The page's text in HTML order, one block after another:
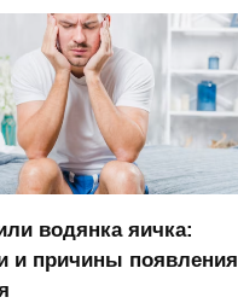
водянка яичка:
и причины появления